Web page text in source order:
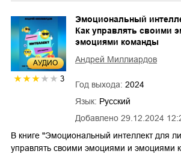
AУДИО
3
Добавлено 29.12.2024
Эмоциональный
Как управлять своими
эмоциями команды
Андрей Миллиардов
Год выхода: 2024
Язык: Русский
В книге "Эмоциональный интеллект для
управлять своими эмоциями и эмоциями